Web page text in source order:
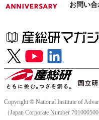
お問い
Copyright © National Institute of
（Japan Corporate Number